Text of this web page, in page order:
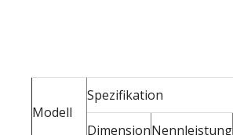
Modell
Spezifikation
DimensionNennleistung